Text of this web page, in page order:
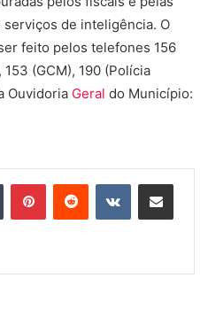
de inteligência. O
feito pelos telefones 156
(GCM), 190 (Polícia
Ouvidoria Geral do Município:
Tumblr PinterestReddit VK Compartilhar via e-mail